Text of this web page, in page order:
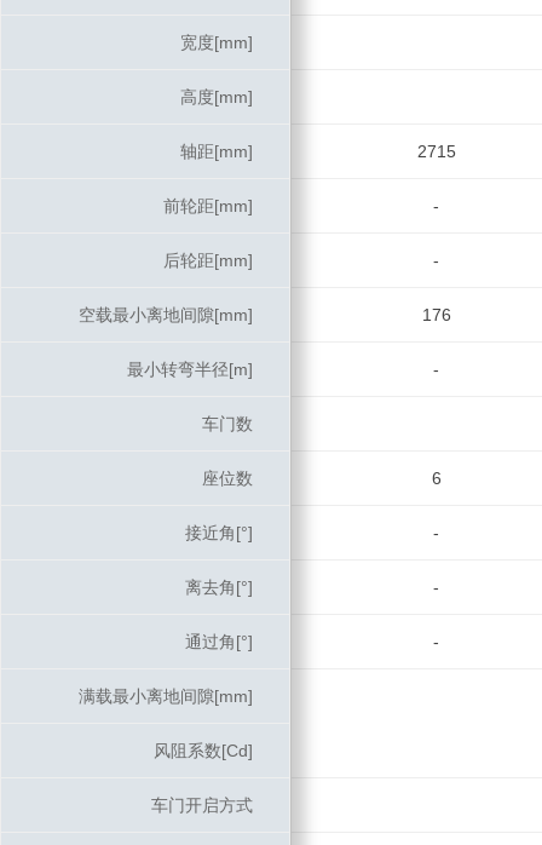
宽度[mm]
高度[mm]
轴距[mm] 2715
前轮距[mm] -
后轮距[mm] -
空载最小离地间隙[mm] 176
最小转弯半径[m] -
车门数
座位数 6
接近角[°] -
离去角[°] -
通过角[°] -
满载最小离地间隙[mm]
风阻系数[Cd]
车门开启方式
宽度[mm]
高度[mm]
轴距[mm]
前轮距[mm]
后轮距[mm]
空载最小离地间隙[mm]
最小转弯半径[m]
车门数
座位数
接近角[°]
离去角[°]
通过角[°]
满载最小离地间隙[mm]
风阻系数[Cd]
车门开启方式